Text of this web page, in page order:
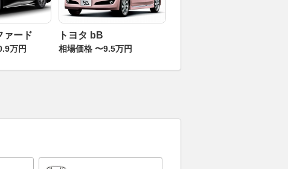
ァード
万円
トヨタ bB
相場価格 〜9.5万円